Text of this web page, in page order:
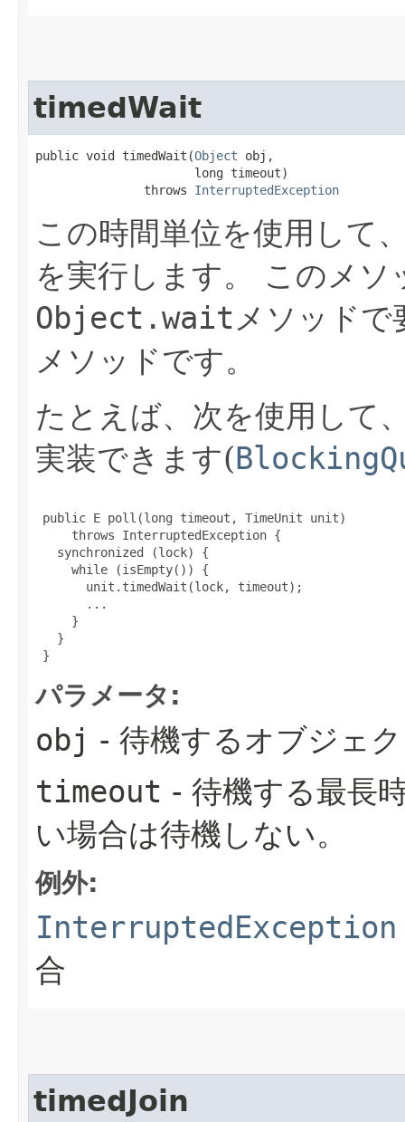
timedWait
public void timedWait​(Object obj,
                      long timeout)
               throws
InterruptedException
この時間単位を使用して
を実行します。
このメ
Object.waitメソッドで
メソッドです。
たとえば、次を使用して
実装できます(
public E poll(long timeout, TimeUnit unit)
     throws InterruptedException {
   synchronized (lock) {
     while (isEmpty()) {
       unit.timedWait(lock, timeout);
       ...
     }
   }
}
パラメータ:
obj - 待機するオブジェ
timeout - 待機する最長
い場合は待機しない。
例外:
InterruptedException
合
timedJoin